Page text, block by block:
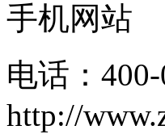
手机网站
电话：
http://